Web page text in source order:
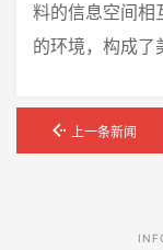
料的信息空间相
的环境，构成了
上一条新闻